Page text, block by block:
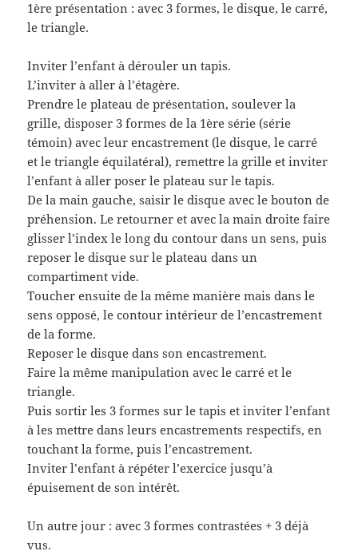
1ère présentation : avec 3 formes, le disque, le carré,
le triangle.
Inviter l’enfant à dérouler un tapis.
L’inviter à aller à l’étagère.
Prendre le plateau de présentation, soulever la
grille, disposer 3 formes de la 1ère série (série
témoin) avec leur encastrement (le disque, le carré
et le triangle équilatéral), remettre la grille et inviter
l’enfant à aller poser le plateau sur le tapis.
De la main gauche, saisir le disque avec le bouton de
préhension. Le retourner et avec la main droite faire
glisser l’index le long du contour dans un sens, puis
reposer le disque sur le plateau dans un
compartiment vide.
Toucher ensuite de la même manière mais dans le
sens opposé, le contour intérieur de l’encastrement
de la forme.
Reposer le disque dans son encastrement.
Faire la même manipulation avec le carré et le
triangle.
Puis sortir les 3 formes sur le tapis et inviter l’enfant
à les mettre dans leurs encastrements respectifs, en
touchant la forme, puis l’encastrement.
Inviter l’enfant à répéter l’exercice jusqu’à
épuisement de son intérêt.
Un autre jour : avec 3 formes contrastées + 3 déjà
vus.